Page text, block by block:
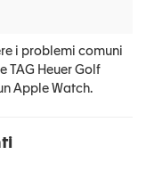
i problemi comuni
TAG Heuer Golf
Apple Watch.